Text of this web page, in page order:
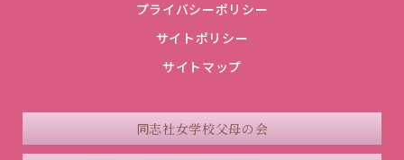
プライバシーポリシー
サイトポリシー
サイトマップ
同志社女学校父母の会